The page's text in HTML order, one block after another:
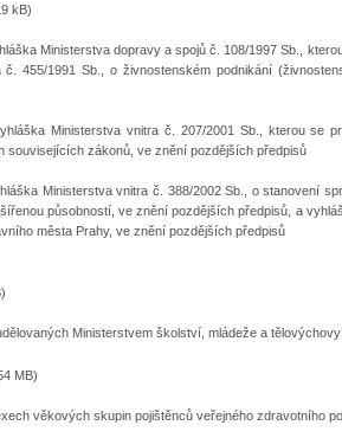
kB)
Ministerstva dopravy a spojů č. 108/1997 Sb.,
455/1991 Sb., o živnostenském podnikání
Ministerstva vnitra č. 207/2001 Sb., kterou se
souvisejících zákonů, ve znění pozdějších předpisů
Ministerstva vnitra č. 388/2002 Sb., o stanovení
působností, ve znění pozdějších předpisů, a
města Prahy, ve znění pozdějších předpisů
Ministerstvem školství, mládeže a tělovýchovy
MB)
věkových skupin pojištěnců veřejného zdravotního